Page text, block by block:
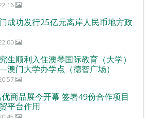
成功发行25亿元离岸人民币地方政
生顺利入住澳琴国际教育（大学）
门大学办学点（德智广场）
商品展今开幕 签署49份合作项目
平台作用